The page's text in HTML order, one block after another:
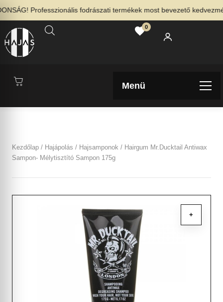
Professzionális fodrászati termékek most bevezető
0
Menü
Kezdőlap / Hajápolás / Hajsamponok / Hairgum Mr.Ducktail Antiwax
Sampon- Mélytisztító Sampon 175g
+